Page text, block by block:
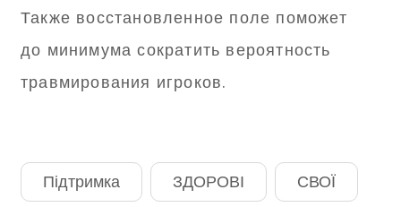
Также восстановленное поле поможет
до минимума сократить вероятность
травмирования игроков.
Підтримка ЗДОРОВІ СВОЇ